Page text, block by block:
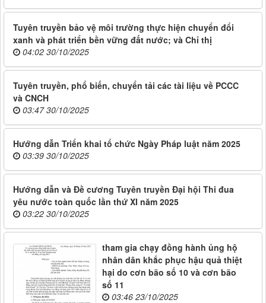
Tuyên truyền bảo vệ môi trường thực hiện chuyển đổi
xanh và phát triển bền vững đất nước; và Chỉ thị
04:02 30/10/2025
Tuyên truyền, phổ biến, chuyển tải các tài liệu về PCCC
và CNCH
03:47 30/10/2025
Hướng dẫn Triển khai tổ chức Ngày Pháp luật năm 2025
03:39 30/10/2025
Hướng dẫn và Đề cương Tuyên truyền Đại hội Thi đua
yêu nước toàn quốc lần thứ XI năm 2025
03:22 30/10/2025
tham gia chạy đồng hành ủng hộ
nhân dân khắc phục hậu quả thiệt
hại do cơn bão số 10 và cơn bão
số 11
03:46 23/10/2025